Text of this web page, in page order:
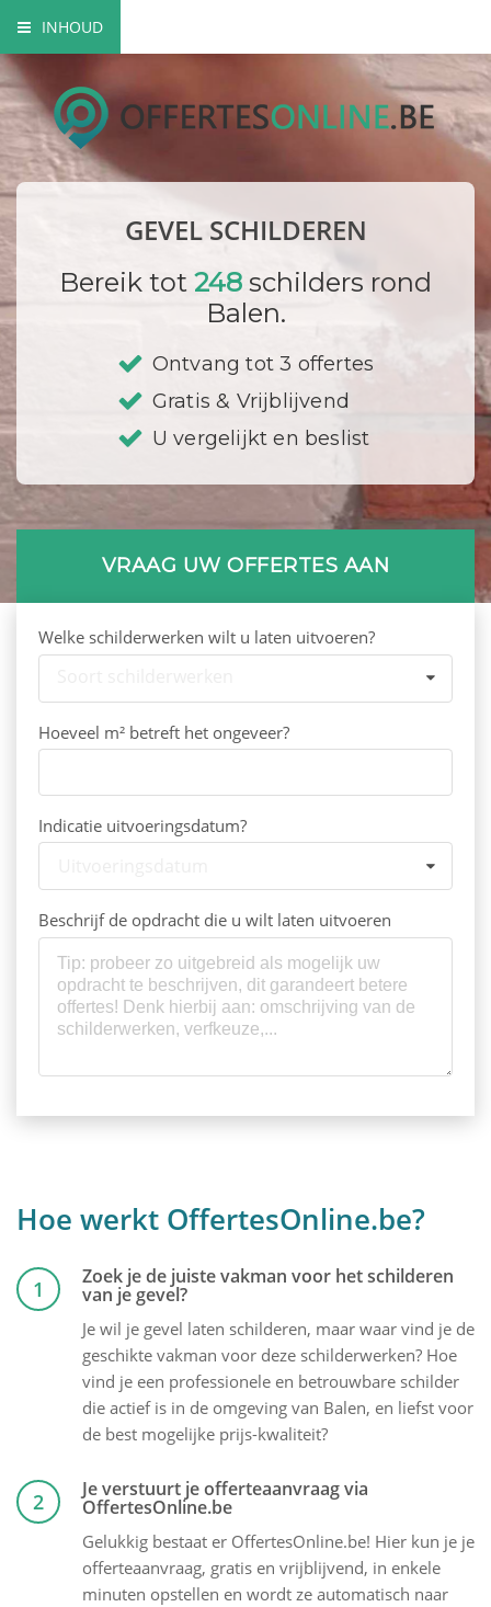
INHOUD
Mogelijke gevel schilderwerken
Verfsoorten
Hoe gaat een schilder te werk?
Bedrijf registrerenGEVEL SCHILDEREN
Bereik tot 248 schilders rond
Balen.
Ontvang tot 3 offertes
Gratis & Vrijblijvend
U vergelijkt en beslist
VRAAG UW OFFERTES AAN
Welke schilderwerken wilt u laten uitvoeren?
Hoeveel m² betreft het ongeveer?
Indicatie uitvoeringsdatum?
Beschrijf de opdracht die u wilt laten uitvoeren
Hoe werkt OffertesOnline.be?
1 Zoek je de juiste vakman voor het schilderen
van je gevel?
Je wil je gevel laten schilderen, maar waar vind je de
geschikte vakman voor deze schilderwerken? Hoe
vind je een professionele en betrouwbare schilder
die actief is in de omgeving van Balen, en liefst voor
de best mogelijke prijs-kwaliteit?
2 Je verstuurt je offerteaanvraag via
OffertesOnline.be
Gelukkig bestaat er OffertesOnline.be! Hier kun je je
offerteaanvraag, gratis en vrijblijvend, in enkele
minuten opstellen en wordt ze automatisch naar